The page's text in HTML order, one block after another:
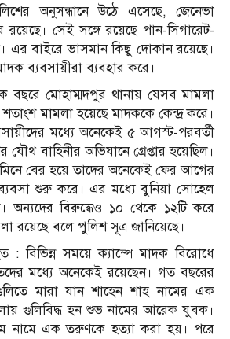
অনুসন্ধানে উঠে এসেছে, জেনেভা
সেই সঙ্গে রয়েছে পান-সিগারেট-
এর বাইরে ভাসমান কিছু দোকান রয়েছে।
ব্যবসায়ীরা ব্যবহার করে।
মোহাম্মদপুর থানায় যেসব মামলা
মামলা হয়েছে মাদককে কেন্দ্র করে।
মধ্যে অনেকেই ৫ আগস্ট-পরবর্তী
বাহিনীর অভিযানে গ্রেপ্তার হয়েছিল।
বের হয়ে তাদের অনেকেই ফের আগের
শুরু করে। এর মধ্যে বুনিয়া সোহেল
অন্যদের বিরুদ্ধেও ১০ থেকে ১২টি করে
রয়েছে বলে পুলিশ সূত্র জানিয়েছে।
: বিভিন্ন সময়ে ক্যাম্পে মাদক বিরোধে
মধ্যে অনেকেই রয়েছেন। গত বছরের
মারা যান শাহেন শাহ নামের এক
গুলিবিদ্ধ হন শুভ নামের আরেক যুবক।
এক তরুণকে হত্যা করা হয়। পরে